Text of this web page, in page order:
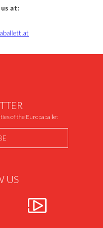
at:
of the Europaballet
US